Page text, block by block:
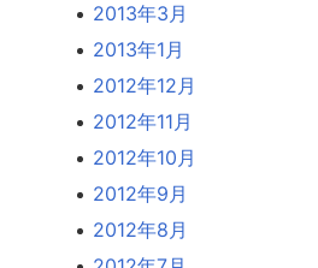
2013年3月
2013年1月
2012年12月
2012年11月
2012年10月
2012年9月
2012年8月